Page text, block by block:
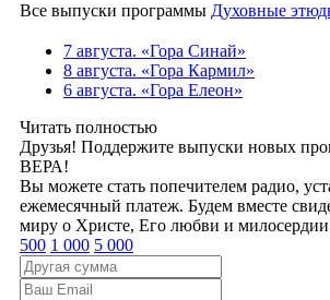
Все выпуски программы Духовные
7 августа. «Гора Синай»
8 августа. «Гора Кармил»
6 августа. «Гора Елеон»
Читать полностью
Друзья! Поддержите выпуски новых
ВЕРА!
Вы можете стать попечителем радио,
ежемесячный платеж. Будем вместе
миру о Христе, Его любви и
500 1 000 5 000